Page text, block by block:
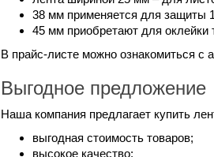
38 мм применяется для защиты
45 мм приобретают для оклейки
В прайс-листе можно ознакомиться с
Выгодное предложение
Наша компания предлагает купить
выгодная стоимость товаров;
высокое качество;